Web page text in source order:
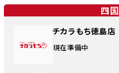
四国
チカラもち徳島店
現在準備中